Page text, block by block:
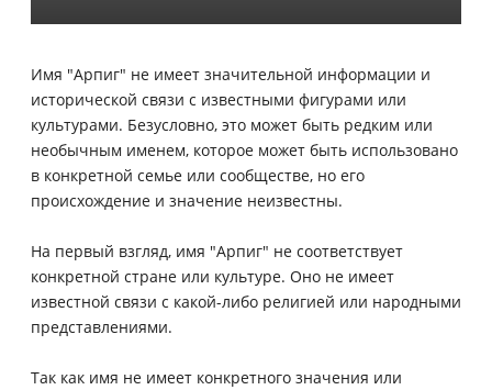
Имя "Арпиг" не имеет значительной информации и
исторической связи с известными фигурами или
культурами. Безусловно, это может быть редким или
необычным именем, которое может быть использовано
в конкретной семье или сообществе, но его
происхождение и значение неизвестны.
На первый взгляд, имя "Арпиг" не соответствует
конкретной стране или культуре. Оно не имеет
известной связи с какой-либо религией или народными
представлениями.
Так как имя не имеет конкретного значения или